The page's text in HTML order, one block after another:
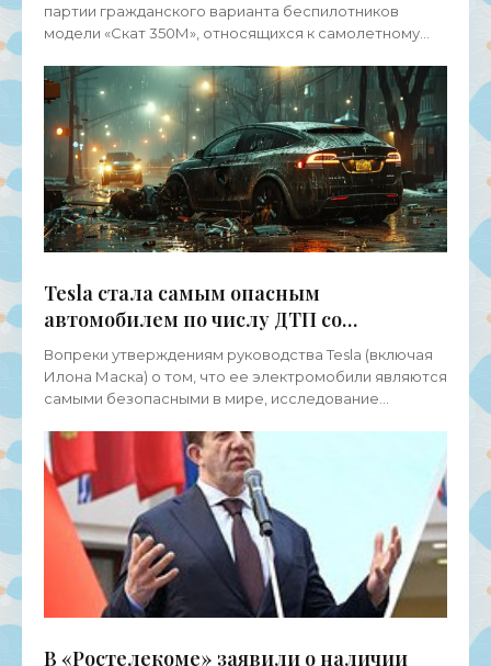
партии гражданского варианта беспилотников
модели «Скат 350М», относящихся к самолетному
транспортная
Tesla стала самым опасным
автомобилем по числу ДТП со
смертельным исходом -
«Электромобили»
Вопреки утверждениям руководства Tesla (включая
Илона Маска) о том, что ее электромобили являются
самыми безопасными в мире, исследование
обратное. По
В «Ростелекоме» заявили о наличии